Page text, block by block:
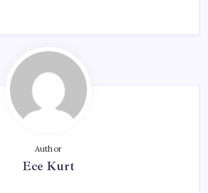
Author
Ece Kurt